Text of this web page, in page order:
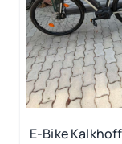
E-Bike Kalkhoff